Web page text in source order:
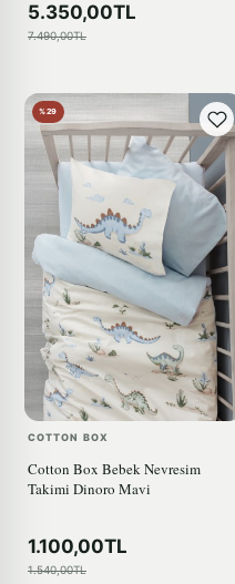
5.350,00TL
7.490,00TL
%29
COTTON BOX
Cotton Box Bebek Nevresim
Takimi Dinoro Mavi
1.100,00TL
1.540,00TL